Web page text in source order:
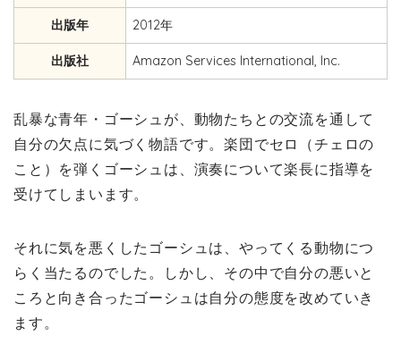
出版年 2012年
出版社 Amazon Services International, Inc.
乱暴な青年・ゴーシュが、動物たちとの交流を通して
自分の欠点に気づく物語です。楽団でセロ（チェロの
こと）を弾くゴーシュは、演奏について楽長に指導を
受けてしまいます。
それに気を悪くしたゴーシュは、やってくる動物につ
らく当たるのでした。しかし、その中で自分の悪いと
ころと向き合ったゴーシュは自分の態度を改めていき
ます。